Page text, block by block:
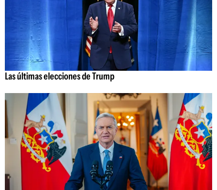
Las últimas elecciones de Trump